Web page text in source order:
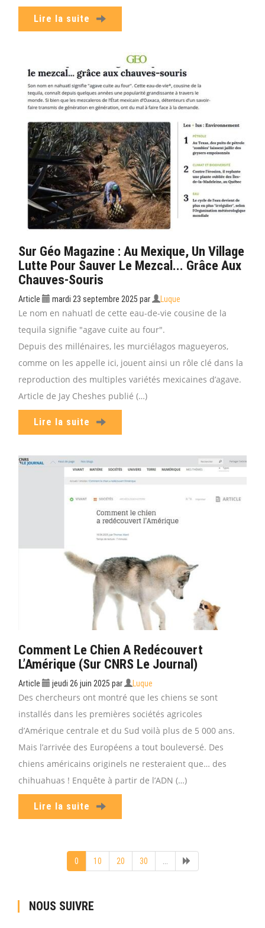
Lire la suite
Sur Géo Magazine : Au Mexique, Un Village
Lutte Pour Sauver Le Mezcal... Grâce Aux
Chauves-Souris
Article mardi 23 septembre 2025 par Luque
Le nom en nahuatl de cette eau-de-vie cousine de la
tequila signifie "agave cuite au four".
Depuis des millénaires, les murciélagos magueyeros,
comme on les appelle ici, jouent ainsi un rôle clé dans la
reproduction des multiples variétés mexicaines d’agave.
Article de Jay Cheshes publié (…)
Lire la suite
Comment Le Chien A Redécouvert
L’Amérique (sur CNRS Le Journal)
Article jeudi 26 juin 2025 par Luque
Des chercheurs ont montré que les chiens se sont
installés dans les premières sociétés agricoles
d’Amérique centrale et du Sud voilà plus de 5 000 ans.
Mais l’arrivée des Européens a tout bouleversé. Des
chiens américains originels ne resteraient que… des
chihuahuas ! Enquête à partir de l’ADN (…)
Lire la suite
0 10 20 30
NOUS SUIVRE